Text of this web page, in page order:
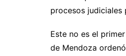
procesos judiciales
Este no es el
de Mendoza